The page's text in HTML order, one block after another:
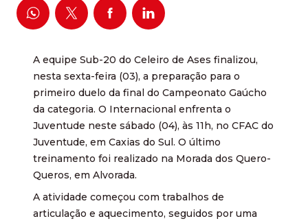
A equipe Sub-20 do Celeiro de Ases finalizou,
nesta sexta-feira (03), a preparação para o
primeiro duelo da final do Campeonato Gaúcho
da categoria. O Internacional enfrenta o
Juventude neste sábado (04), às 11h, no CFAC do
Juventude, em Caxias do Sul. O último
treinamento foi realizado na Morada dos Quero-
Queros, em Alvorada.
A atividade começou com trabalhos de
articulação e aquecimento, seguidos por uma